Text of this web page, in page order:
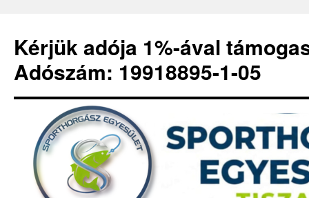
Kérjük adója 1%-ával
Adószám: 19918895-1-05